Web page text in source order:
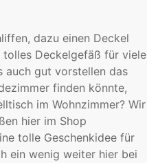
dazu einen Deckel
tolles Deckelgefäß für viele
auch gut vorstellen das
finden könnte,
im Wohnzimmer? Wir
hier im Shop
tolle Geschenkidee für
ein wenig weiter hier bei